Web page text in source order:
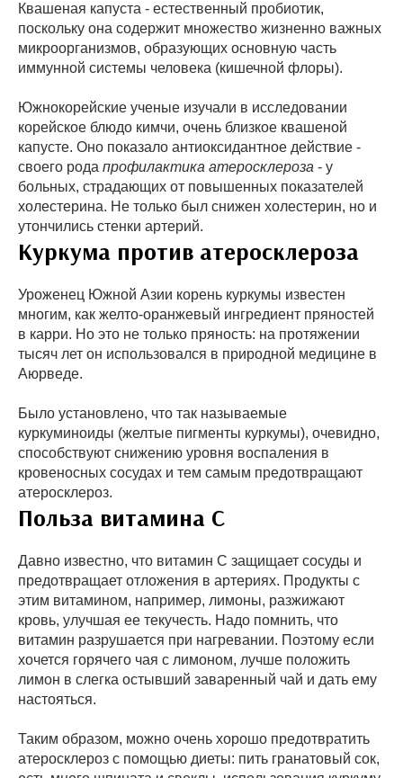
Квашеная капуста - естественный пробиотик,
поскольку она содержит множество жизненно важных
микроорганизмов, образующих основную часть
иммунной системы человека (кишечной флоры).
Южнокорейские ученые изучали в исследовании
корейское блюдо кимчи, очень близкое квашеной
капусте. Оно показало антиоксидантное действие -
своего рода профилактика атеросклероза - у
больных, страдающих от повышенных показателей
холестерина. Не только был снижен холестерин, но и
утончились стенки артерий.
Куркума против атеросклероза
Уроженец Южной Азии корень куркумы известен
многим, как желто-оранжевый ингредиент пряностей
в карри. Но это не только пряность: на протяжении
тысяч лет он использовался в природной медицине в
Аюрведе.
Было установлено, что так называемые
куркуминоиды (желтые пигменты куркумы), очевидно,
способствуют снижению уровня воспаления в
кровеносных сосудах и тем самым предотвращают
атеросклероз.
Польза витамина С
Давно известно, что витамин С защищает сосуды и
предотвращает отложения в артериях. Продукты с
этим витамином, например, лимоны, разжижают
кровь, улучшая ее текучесть. Надо помнить, что
витамин разрушается при нагревании. Поэтому если
хочется горячего чая с лимоном, лучше положить
лимон в слегка остывший заваренный чай и дать ему
настояться.
Таким образом, можно очень хорошо предотвратить
атеросклероз с помощью диеты: пить гранатовый сок,